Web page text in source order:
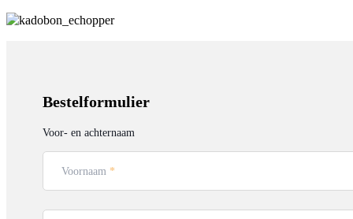
Bestelformulier
Voor- en achternaam
Voornaam *